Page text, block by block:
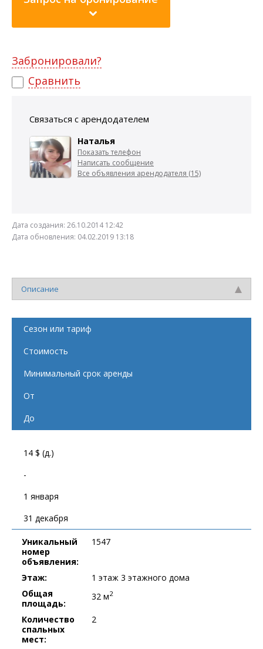
Забронировали?
Сравнить
Связаться с арендодателем
Наталья
Показать телефон
Написать сообщение
Все объявления арендодателя (15)
Дата создания: 26.10.2014 12:42
Дата обновления: 04.02.2019 13:18
Описание
Сезон или тариф
Стоимость
Минимальный срок аренды
От
До
14 $ (д.)
-
1 января
31 декабря
Уникальный
номер
объявления:
1547
Этаж:
1 этаж 3 этажного дома
Общая
площадь:
32 м2
Количество
спальных
мест:
2